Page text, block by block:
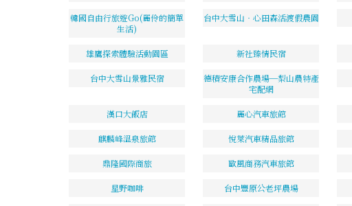
韓國自由行旅遊Go(麗伶的簡單
生活)
台中大雪山‧心田森活渡假農園
雄鷹探索體驗活動園區 新社臻情民宿
台中大雪山景雅民宿
德積安康合作農場─梨山農特產
宅配網
漢口大飯店 麗心汽車旅館
麒麟峰溫泉旅館 悅萊汽車精品旅館
鼎隆國際商旅 歐風商務汽車旅館
星野咖啡 台中豐原公老坪農場